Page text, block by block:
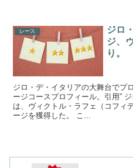
レース
ジロ
ジ、
り。
ジロ・デ・イタリアの大舞台で
ージコースプロフィール。引用”
は、ヴィクトル・ラフェ（コフィ
ージを獲得した。 こ...